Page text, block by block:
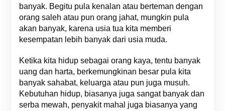
banyak. Begitu pula kenalan atau berteman dengan
orang saleh atau pun orang jahat, mungkin pula
akan banyak, karena usia tua kita memberi
kesempatan lebih banyak dari usia muda.
Ketika kita hidup sebagai orang kaya, tentu banyak
uang dan harta, berkemungkinan besar pula kita
banyak sahabat, keluarga atau pun juga musuh.
Kebutuhan hidup, biasanya juga sangat banyak dan
serba mewah, penyakit mahal juga biasanya yang